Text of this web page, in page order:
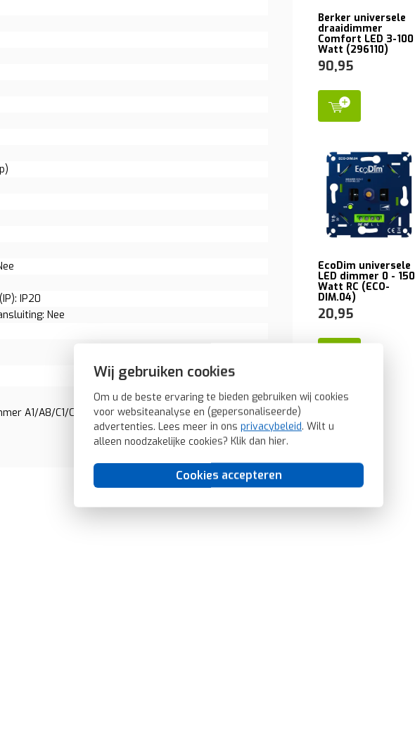
Wij gebruiken cookies
Om u de beste ervaring te bieden gebruiken wij cookies
voor websiteanalyse en (gepersonaliseerde)
advertenties. Lees meer in ons privacybeleid. Wilt u
alleen noodzakelijke cookies? Klik dan hier.
Cookies accepteren
IP20
Nee
A1/A8/C1/C8 antraciet mat (WAN7060AT)
Berker universele
draaidimmer
Comfort LED 3-100
Watt (296110)
90,95
EcoDim universele
LED dimmer 0 - 150
Watt RC (ECO-
DIM.04)
20,95